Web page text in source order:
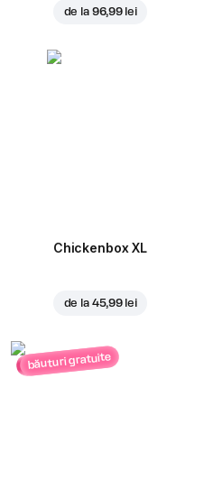
de la 96,99 lei
Chickenbox XL
de la 45,99 lei
băuturi gratuite